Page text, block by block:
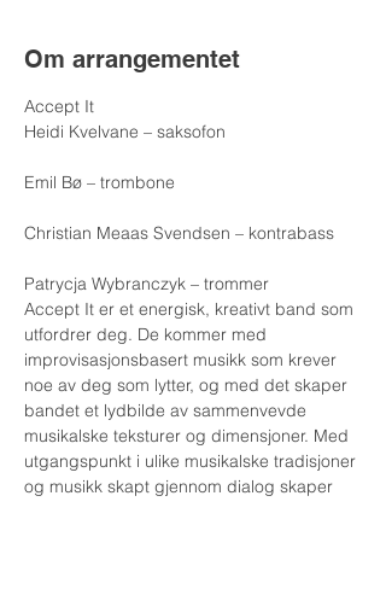
Om arrangementet
Accept It
Heidi Kvelvane – saksofon
Emil Bø – trombone
Christian Meaas Svendsen – kontrabass
Patrycja Wybranczyk – trommer
Accept It er et energisk, kreativt band som
utfordrer deg. De kommer med
improvisasjonsbasert musikk som krever
noe av deg som lytter, og med det skaper
bandet et lydbilde av sammenvevde
musikalske teksturer og dimensjoner. Med
utgangspunkt i ulike musikalske tradisjoner
og musikk skapt gjennom dialog skaper